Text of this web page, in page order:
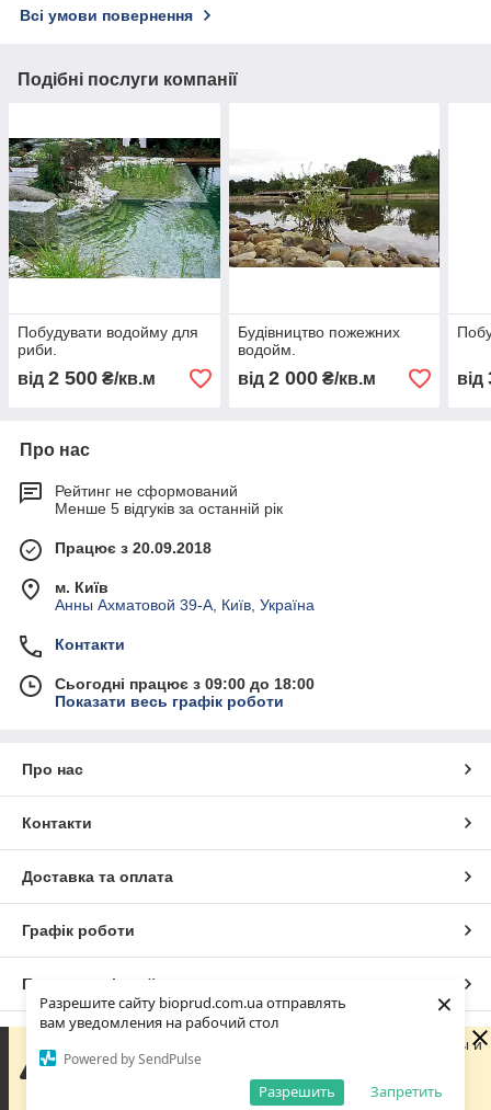
Разрешите сайту bioprud.com.ua отправлять
вам уведомления на рабочий стол
Powered by SendPulse
Запретить
Разрешить
×
Всі умови повернення
Подібні послуги компанії
Побудувати водойму для
риби.
від 2 500 ₴/кв.м
Будівництво пожежних
водойм.
від 2 000₴/кв.м від
Про нас
Рейтинг не сформований
Менше 5 відгуків за останній рік
Працює з 20.09.2018
м. Київ
Анны Ахматовой 39-А, Київ, Україна
Контакти
Сьогодні працює з 09:00 до 18:00
Показати весь графік роботи
Про нас
Контакти
Доставка та оплата
Графік роботи
Повна версія сайту
Сейчас компания не может быстро обрабатывать заказы и
сообщения, поскольку по ее графику работы сегодня
выходной. Ваша заявка будет обработана в ближайший